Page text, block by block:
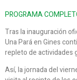
PROGRAMA
Tras la inauguración
Una Pará en Gines
repleto de actividades
Así, la jornada del